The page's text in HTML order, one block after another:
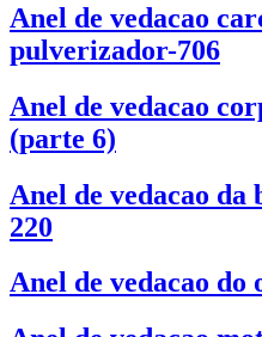
Anel de vedacao
pulverizador-706
Anel de vedacao
(parte 6)
Anel de vedacao da
220
Anel de vedacao do